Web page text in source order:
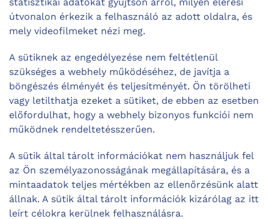
útvonalon érkezik a felhasználó az adott oldalra, és
mely videofilmeket nézi meg.
A sütiknek az engedélyezése nem feltétlenül
szükséges a webhely működéséhez, de javítja a
böngészés élményét és teljesítményét. Ön törölheti
vagy letilthatja ezeket a sütiket, de ebben az esetben
előfordulhat, hogy a webhely bizonyos funkciói nem
működnek rendeltetésszerűen.
A sütik által tárolt információkat nem használjuk fel
az Ön személyazonosságának megállapítására, és a
mintaadatok teljes mértékben az ellenőrzésünk alatt
állnak. A sütik által tárolt információk kizárólag az itt
leírt célokra kerülnek felhasználásra.